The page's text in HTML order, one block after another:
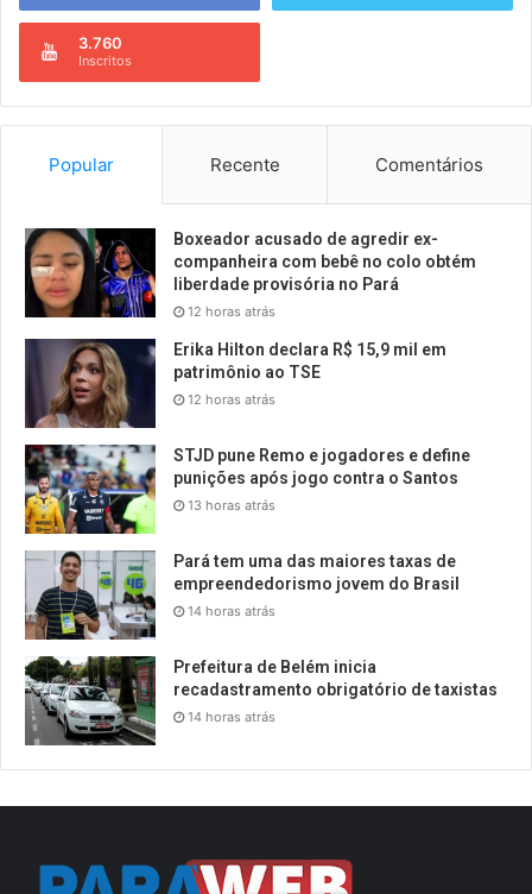
3.760
Inscritos
Popular Recente Comentários
Boxeador acusado de agredir ex-
companheira com bebê no colo obtém
liberdade provisória no Pará
12 horas atrás
Erika Hilton declara R$ 15,9 mil em
patrimônio ao TSE
12 horas atrás
STJD pune Remo e jogadores e define
punições após jogo contra o Santos
13 horas atrás
Pará tem uma das maiores taxas de
empreendedorismo jovem do Brasil
14 horas atrás
Prefeitura de Belém inicia
recadastramento obrigatório de taxistas
14 horas atrás